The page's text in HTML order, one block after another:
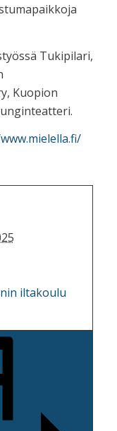
Tukipilari,
Kuopion
iltakoulu